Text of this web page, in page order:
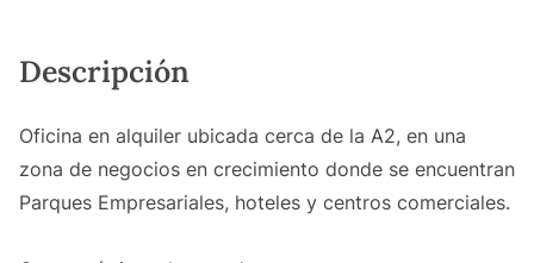
Descripción
Oficina en alquiler ubicada cerca de la A2, en una
zona de negocios en crecimiento donde se encuentran
Parques Empresariales, hoteles y centros comerciales.